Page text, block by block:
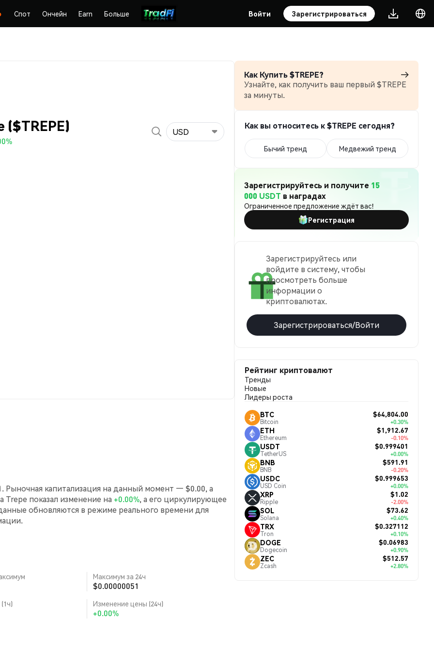
Спот Ончейн Earn Больше Войти Зарегистрироваться
($TREPE) USD
Рыночная капитализация на данный момент — $0.00, а
Trepe показал изменение на +0.00%, а его циркулирующее
обновляются в режиме реального времени для
Максимум за 24ч
$0.00000051
Изменение цены (24ч)
+0.00%
Как Купить $TREPE?
Узнайте, как получить ваш первый $TREPE
за минуты.
Как вы относитесь к $TREPE сегодня?
Бычий тренд Медвежий тренд
Зарегистрируйтесь и получите 15
000 USDT в наградах
Ограниченное предложение ждёт вас!
Регистрация
Зарегистрируйтесь или
войдите в систему, чтобы
просмотреть больше
информации о
криптовалютах.
Зарегистрироваться/Войти
Рейтинг криптовалют
Тренды
Новые
Лидеры роста
BTC
Bitcoin
$64,804.00
+0.30%
ETH
Ethereum
$1,912.67
-0.10%
USDT
TetherUS
$0.999401
+0.00%
BNB
BNB
$591.91
-0.20%
USDC
USD Coin
$0.999653
+0.00%
XRP
Ripple
$1.02
-2.00%
SOL
Solana
$73.62
+0.40%
TRX
Tron
$0.327112
+0.10%
DOGE
Dogecoin
$0.06983
+0.90%
ZEC
Zcash
$512.57
+2.80%